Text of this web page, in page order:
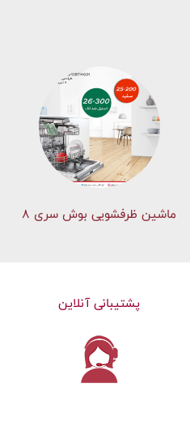
ماشین ظرفشویی بوش سری 8
پشتیبانی آنلاین